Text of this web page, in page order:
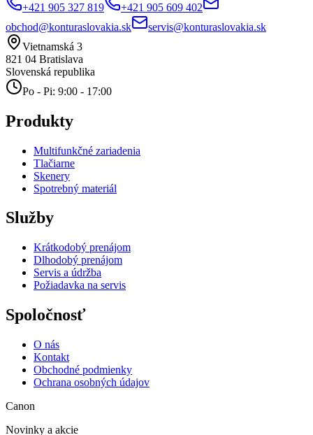
+421 905 327 819
+421 905 609 402
obchod@konturaslovakia.sk
servis@konturaslovakia.sk
Vietnamská 3
821 04 Bratislava
Slovenská republika
Po - Pi: 9:00 - 17:00
Produkty
Multifunkčné zariadenia
Tlačiarne
Skenery
Spotrebný materiál
Služby
Krátkodobý prenájom
Dlhodobý prenájom
Servis a údržba
Požiadavka na servis
Spoločnosť
O nás
Kontakt
Obchodné podmienky
Ochrana osobných údajov
Canon
Novinky a akcie